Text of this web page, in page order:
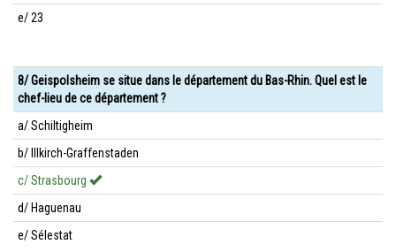
e/ 23
8/ Geispolsheim se situe dans le département du Bas-Rhin. Quel est le
chef-lieu de ce département ?
a/ Schiltigheim
b/ Illkirch-Graffenstaden
c/ Strasbourg
d/ Haguenau
e/ Sélestat